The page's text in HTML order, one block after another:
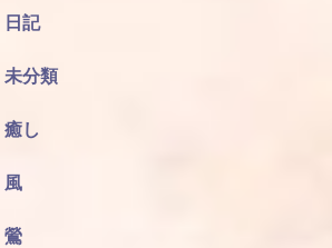
日記
未分類
癒し
風
鶯